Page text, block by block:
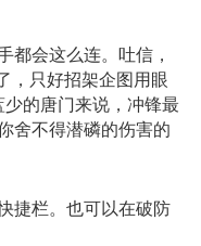
会这么连。吐信，
，只好招架企图用眼
的唐门来说，冲锋最
舍不得潜磷的伤害的
栏。也可以在破防